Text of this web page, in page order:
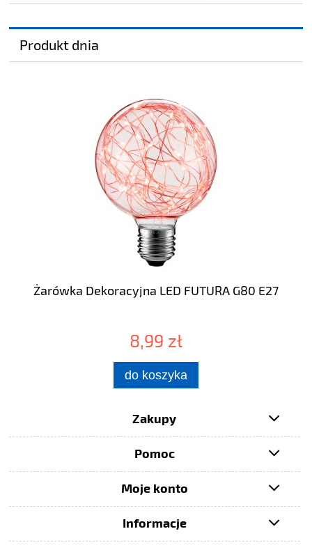
Produkt dnia
Żarówka Dekoracyjna LED FUTURA G80 E27
8,99 zł
do koszyka
Zakupy
Pomoc
Moje konto
Informacje